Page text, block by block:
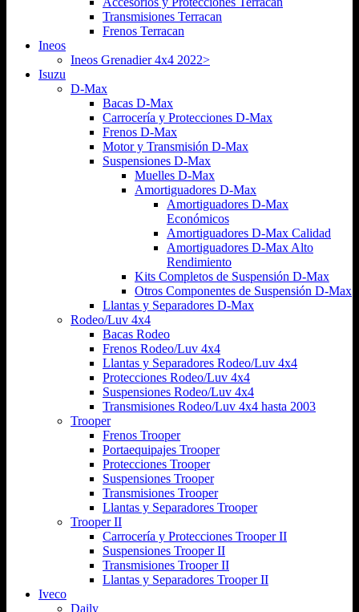
Transmisiones Terracan
Frenos Terracan
Ineos
Ineos Grenadier 4x4 2022>
Isuzu
D-Max
Bacas D-Max
Carrocería y Protecciones D-Max
Frenos D-Max
Motor y Transmisión D-Max
Suspensiones D-Max
Muelles D-Max
Amortiguadores D-Max
Amortiguadores D-Max
Económicos
Amortiguadores D-Max Calidad
Amortiguadores D-Max Alto
Rendimiento
Kits Completos de Suspensión D-Max
Otros Componentes de Suspensión D-Max
Llantas y Separadores D-Max
Rodeo/Luv 4x4
Bacas Rodeo
Frenos Rodeo/Luv 4x4
Llantas y Separadores Rodeo/Luv 4x4
Protecciones Rodeo/Luv 4x4
Suspensiones Rodeo/Luv 4x4
Transmisiones Rodeo/Luv 4x4 hasta 2003
Trooper
Frenos Trooper
Portaequipajes Trooper
Protecciones Trooper
Suspensiones Trooper
Transmisiones Trooper
Llantas y Separadores Trooper
Trooper II
Carrocería y Protecciones Trooper II
Suspensiones Trooper II
Transmisiones Trooper II
Llantas y Separadores Trooper II
Iveco
Daily